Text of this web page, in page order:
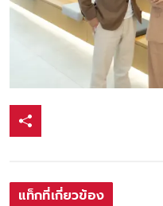
แท็กที่เกี่ยวข้อง